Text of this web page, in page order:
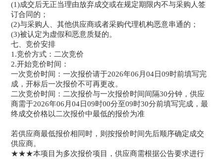
(1)成交后无正当理由放弃成交或在规定期限内不与采购人签
订合同的；
(2)与采购人、其他供应商或者采购代理机构恶意串通的；
(3)被认定为虚假和恶意质疑的。
七、竞价安排
1.竞价方式：二次竞价
2.开始竞价时间：
一次竞价时间：一次报价请于2026年06月04日09时前填写完
成，开标后一次报价不可再更改。
二次竞价时间：二次报价与一次报价时间间隔30分钟，供应
商需于2026年06月04日09时00分至09时30分前填写完成，最
终成交价格以二次报价中最低的报价为准
若供应商最低报价相同时，则按报价时间先后顺序确定成交
供应商。
★★★本项目为多次报价项目，供应商需根据公告要求进行